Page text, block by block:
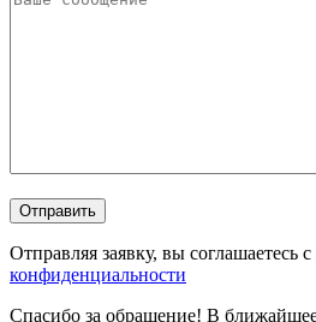
Отправляя заявку, вы соглашаетесь с
конфиденциальности
Спасибо за обращение! В